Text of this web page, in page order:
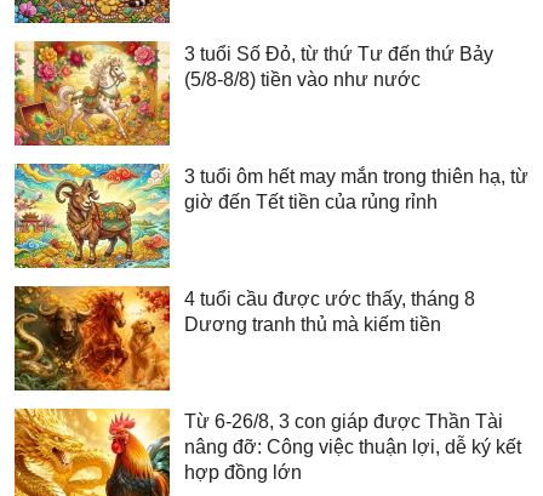
3 tuổi Số Đỏ, từ thứ Tư đến thứ Bảy
(5/8-8/8) tiền vào như nước
3 tuổi ôm hết may mắn trong thiên hạ, từ
giờ đến Tết tiền của rủng rỉnh
4 tuổi cầu được ước thấy, tháng 8
Dương tranh thủ mà kiếm tiền
Từ 6-26/8, 3 con giáp được Thần Tài
nâng đỡ: Công việc thuận lợi, dễ ký kết
hợp đồng lớn